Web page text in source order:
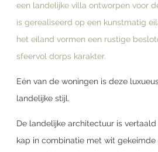
een landelijke villa ontworpen voor
is gerealiseerd op een kunstmatig
het eiland vormen een rustige
sfeervol dorps karakter.
Eén van de woningen is deze
landelijke stijl.
De landelijke architectuur is
kap in combinatie met wit